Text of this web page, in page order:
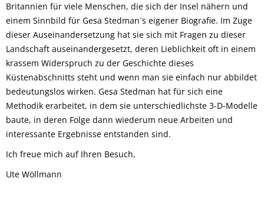
Britannien für viele Menschen, die sich der Insel nähern und
einem Sinnbild für Gesa Stedman`s eigener Biografie. Im Zuge
dieser Auseinandersetzung hat sie sich mit Fragen zu dieser
Landschaft auseinandergesetzt, deren Lieblichkeit oft in einem
krassem Widerspruch zu der Geschichte dieses
Küstenabschnitts steht und wenn man sie einfach nur abbildet
bedeutungslos wirken. Gesa Stedman hat für sich eine
Methodik erarbeitet, in dem sie unterschiedlichste 3-D-Modelle
baute, in deren Folge dann wiederum neue Arbeiten und
interessante Ergebnisse entstanden sind.
Ich freue mich auf Ihren Besuch,
Ute Wöllmann